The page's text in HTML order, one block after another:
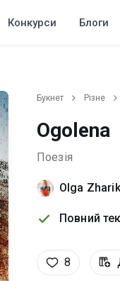
Конкурси Блоги
Букнет Різне
Оgolena
Поезія
Olga
Повний
8